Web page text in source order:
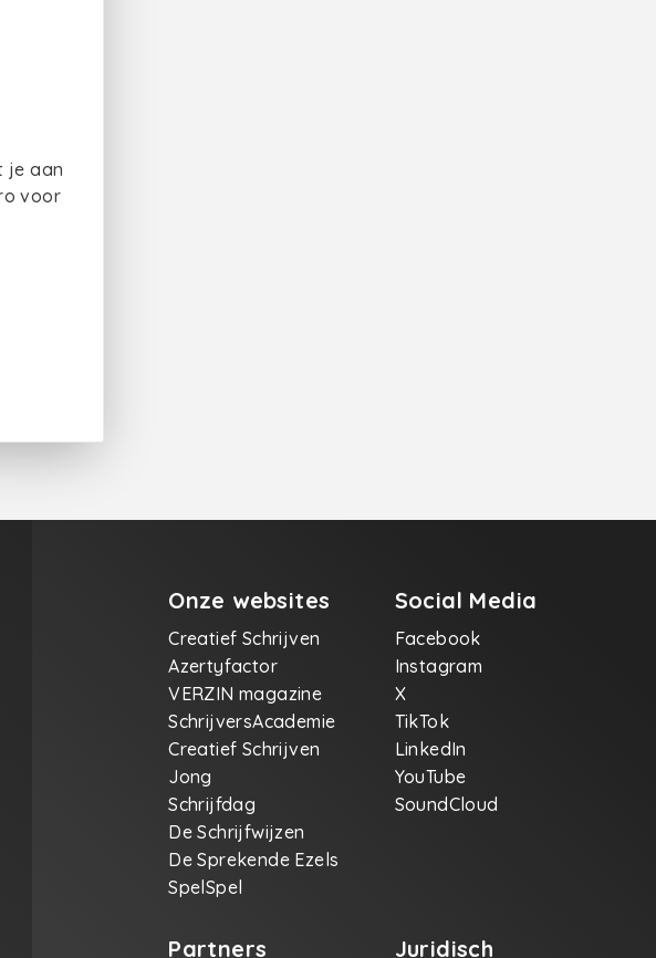
je aan
voor
Onze websites
Creatief Schrijven
Azertyfactor
VERZIN magazine
SchrijversAcademie
Creatief Schrijven
Jong
Schrijfdag
De Schrijfwijzen
De Sprekende Ezels
SpelSpel
Social Media
Facebook
Instagram
X
TikTok
LinkedIn
YouTube
SoundCloud
Partners Juridisch